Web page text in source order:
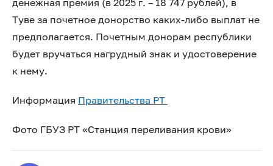
денежная премия (в 2025 г. – 18 747 рублей), в
Туве за почетное донорство каких-либо выплат не
предполагается. Почетным донорам республики
будет вручаться нагрудный знак и удостоверение
к нему.
Информация Правительства РТ
Фото ГБУЗ РТ «Станция переливания крови»